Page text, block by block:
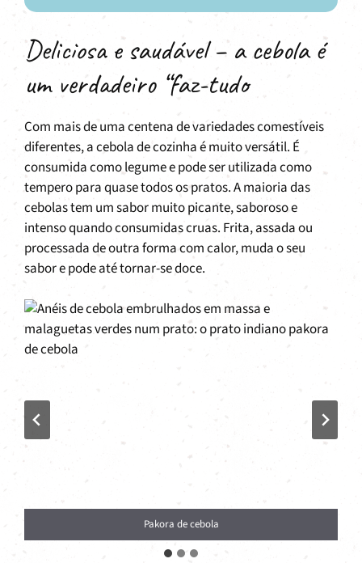
Deliciosa e saudável – a cebola é
um verdadeiro “faz-tudo
Com mais de uma centena de variedades comestíveis
diferentes, a cebola de cozinha é muito versátil. É
consumida como legume e pode ser utilizada como
tempero para quase todos os pratos. A maioria das
cebolas tem um sabor muito picante, saboroso e
intenso quando consumidas cruas. Frita, assada ou
processada de outra forma com calor, muda o seu
sabor e pode até tornar-se doce.
Pakora de cebola